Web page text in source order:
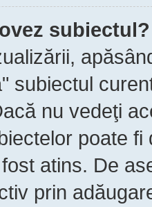
subiectul?
subiectul
nu vedeţi
poate
atins. De
prin